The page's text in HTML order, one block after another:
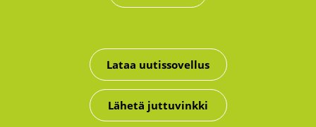
Lataa uutissovellus
Lähetä juttuvinkki